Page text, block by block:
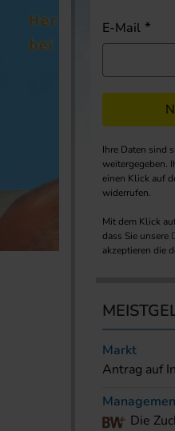
E-Mail
Ihre Daten sind
weitergegeben.
einen Klick auf
widerrufen.
Mit dem Klick
dass Sie unsere
akzeptieren die
Markt
Antrag auf
Die